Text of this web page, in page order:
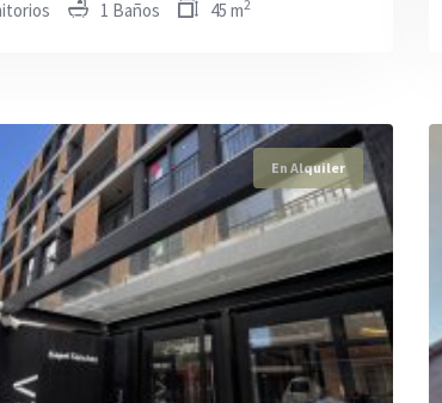
1 Baños 45 m2
En Alquiler
En Alquiler
En Alquiler